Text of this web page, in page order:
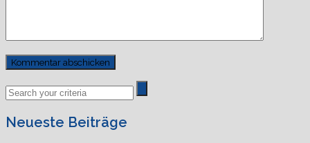
Previous
Post
Next
Post
Neueste Beiträge